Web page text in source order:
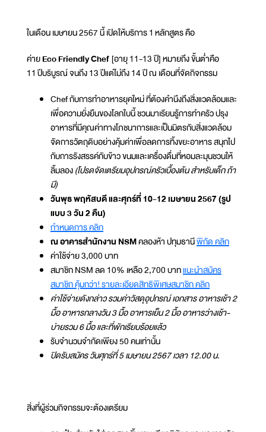
ในเดือน เมษายน 2567 นี้ เปิดให้บริการ 1 หลักสูตร คือ
ค่ายEco Friendly Chef [อายุ 11-13 ปี] หมายถึง ขั้นต่ำคือ
11 ปีบริบูรณ์ จนถึง 13 ปีแต่ไม่ถึง 14 ปี ณ เดือนที่จัดกิจกรรม
Chef กับการทำอาหารยุคใหม่ ที่ต้องคำนึงถึงสิ่งแวดล้อมและ
เพื่อความยั่งยืนของโลกใบนี้ ชวนมาเรียนรู้การทำครัว ปรุง
อาหารที่มีคุณค่าทางโภชนาการและเป็นมิตรกับสิ่งแวดล้อม
จัดการวัตถุดิบอย่างคุ้มค่าเพื่อลดการทิ้งขยะอาหาร สนุกไป
กับการรังสรรค์กับข้าว ขนมและเครื่องดื่มที่หอมละมุนชวนให้
ลิ้มลอง(โปรดจัดเตรียมอุปกรณ์ครัวเบื้องต้น สำหรับเด็ก ถ้า
มี)
วันพุธ พฤหัสบดี และศุกร์ที่ 10-12 เมษายน 2567 (รูป
แบบ 3 วัน 2 คืน)
กำหนดการ คลิก
ณ อาคารสำนักงาน NSMคลองห้า ปทุมธานีพิกัด คลิก
ค่าใช้จ่าย 3,000 บาท
สมาชิก NSM ลด 10% เหลือ 2,700 บาทแนะนำสมัคร
สมาชิก คุ้มกว่า! รายละเอียดสิทธิพิเศษสมาชิก คลิก
ค่าใช้จ่ายดังกล่าว รวมค่าวัสดุอุปกรณ์ เอกสาร อาหารเช้า 2
มื้อ อาหารกลางวัน 3 มื้อ อาหารเย็น 2 มื้อ อาหารว่างเช้า-
บ่ายรวม 6 มื้อ และที่พักเรียบร้อยแล้ว
รับจำนวนจำกัดเพียง 50 คนเท่านั้น
ปิดรับสมัคร วันศุกร์ที่ 5 เมษายน 2567 เวลา 12.00 น.
สิ่งที่ผู้ร่วมกิจกรรมจะต้องเตรียม